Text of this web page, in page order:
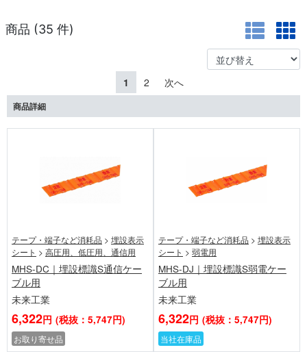
商品 (35 件)
1 2 次へ
商品詳細
テープ・端子など消耗品 > 埋設表示
シート > 高圧用、低圧用、通信用
MHS-DC｜埋設標識S通信ケー
ブル用
未来工業
6,322円 (税抜：5,747円)
お取り寄せ品
テープ・端子など消耗品 > 埋設表示
シート > 弱電用
MHS-DJ｜埋設標識S弱電ケー
ブル用
未来工業
6,322円 (税抜：5,747円)
当社在庫品